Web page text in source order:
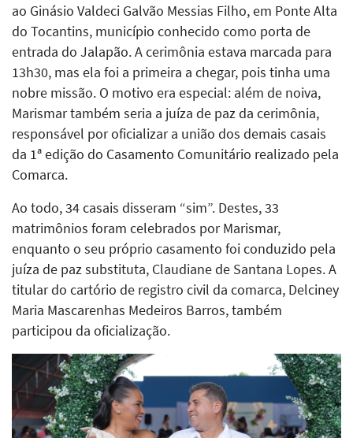
ao Ginásio Valdeci Galvão Messias Filho, em Ponte Alta
do Tocantins, município conhecido como porta de
entrada do Jalapão. A cerimônia estava marcada para
13h30, mas ela foi a primeira a chegar, pois tinha uma
nobre missão. O motivo era especial: além de noiva,
Marismar também seria a juíza de paz da cerimônia,
responsável por oficializar a união dos demais casais
da 1ª edição do Casamento Comunitário realizado pela
Comarca.
Ao todo, 34 casais disseram “sim”. Destes, 33
matrimônios foram celebrados por Marismar,
enquanto o seu próprio casamento foi conduzido pela
juíza de paz substituta, Claudiane de Santana Lopes. A
titular do cartório de registro civil da comarca, Delciney
Maria Mascarenhas Medeiros Barros, também
participou da oficialização.